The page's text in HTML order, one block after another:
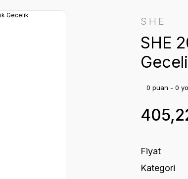
SHE
SHE
0 puan - 0
Fiyat
Kategori